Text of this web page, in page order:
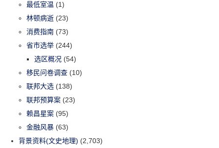
最低室温 (1)
林顿病逝 (23)
消费指南 (73)
省市选举 (244)
选区概况 (54)
移民问卷调查 (10)
联邦大选 (138)
联邦预算案 (23)
赖昌星案 (95)
金融风暴 (63)
背景资料(文史地理) (2,703)